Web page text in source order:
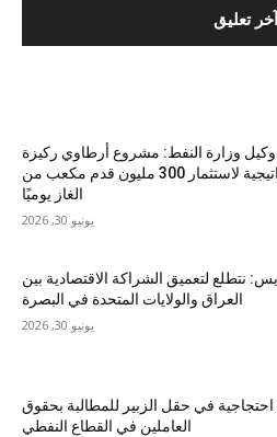
وكيل وزارة النفط: مشروع أرطاوي ركيزة
استراتيجية لاستثمار 300 مليون قدم مكعب من
الغاز يوميًا
يونيو 30, 2026
نتطلع لتعميق الشراكة الاقتصادية بين
العراق والولايات المتحدة في البصرة
يونيو 30, 2026
في حقل الزبير للمطالبة بحقوق
العاملين في القطاع النفطي